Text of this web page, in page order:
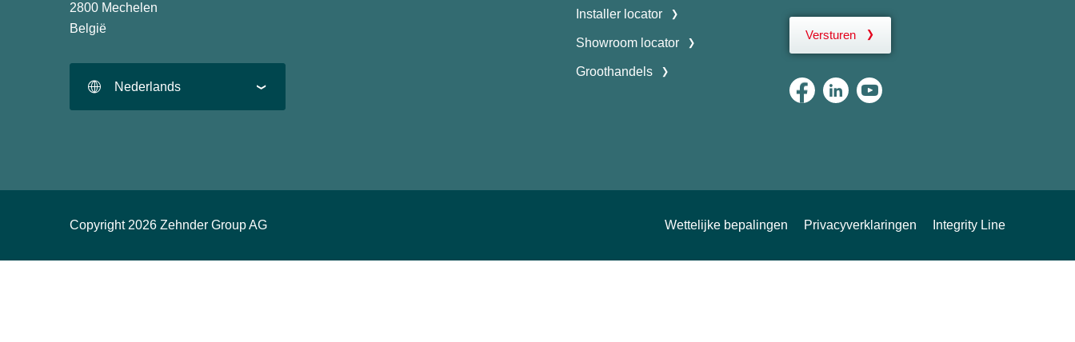
2800 Mechelen
België
Nederlands
Installer locator
Showroom locator
Groothandels
Versturen
Copyright 2026 Zehnder Group AG Wettelijke bepalingen Privacyverklaringen Integrity Line